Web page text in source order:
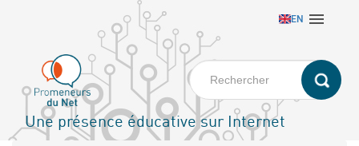
principal
EN 
Une présence éducative sur Internet